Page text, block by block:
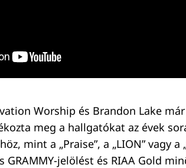
Worship és Brandon Lake
meg a hallgatókat az évek
mint a „Praise”, a „LION” vagy
GRAMMY-jelölést és RIAA Gold